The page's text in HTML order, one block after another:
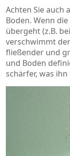
Achten Sie auch
Boden. Wenn
übergeht (z.B.
verschwimmt
fließender und
und Boden
schärfer, was